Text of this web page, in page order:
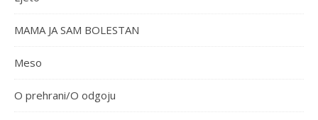
MAMA JA SAM BOLESTAN
Meso
O prehrani/O odgoju